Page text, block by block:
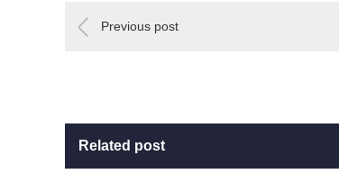
Previous post
Related post